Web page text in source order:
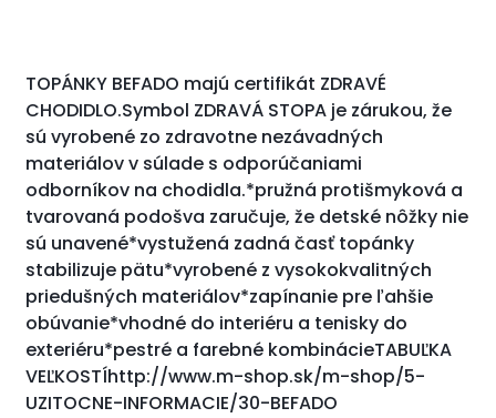
TOPÁNKY BEFADO majú certifikát ZDRAVÉ
CHODIDLO.Symbol ZDRAVÁ STOPA je zárukou, že
sú vyrobené zo zdravotne nezávadných
materiálov v súlade s odporúčaniami
odborníkov na chodidla.*pružná protišmyková a
tvarovaná podošva zaručuje, že detské nôžky nie
sú unavené*vystužená zadná časť topánky
stabilizuje pätu*vyrobené z vysokokvalitných
priedušných materiálov*zapínanie pre ľahšie
obúvanie*vhodné do interiéru a tenisky do
exteriéru*pestré a farebné kombinácieTABUĽKA
VEĽKOSTÍhttp://www.m-shop.sk/m-shop/5-
UZITOCNE-INFORMACIE/30-BEFADO